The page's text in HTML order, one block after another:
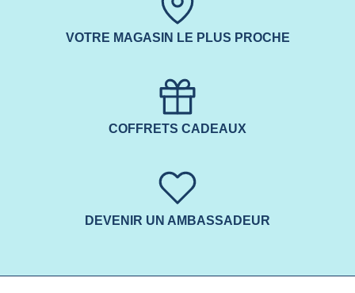
VOTRE MAGASIN LE PLUS PROCHE
COFFRETS CADEAUX
DEVENIR UN AMBASSADEUR